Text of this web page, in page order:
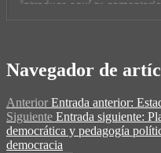
Navegador de
Anterior Entrada anterior:
Siguiente Entrada siguiente:
democrática y pedagogía
democracia